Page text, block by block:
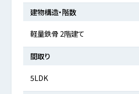
建物構造・階数
軽量鉄骨 2階建て
間取り
5LDK